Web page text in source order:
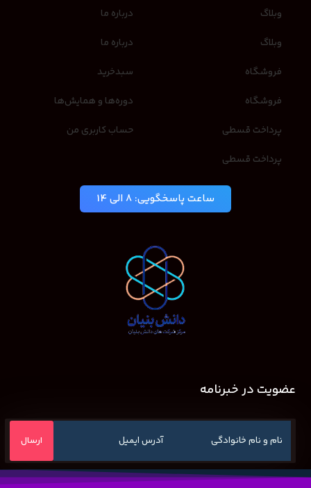
وبلاگ
وبلاگ
فروشگاه
فروشگاه
پرداخت قسطی
پرداخت قسطی
درباره ما
درباره ما
سبدخرید
دوره‌ها و همایش‌ها
حساب کاربری من
ساعت پاسخگویی: 8 الی 14
عضویت در خبرنامه